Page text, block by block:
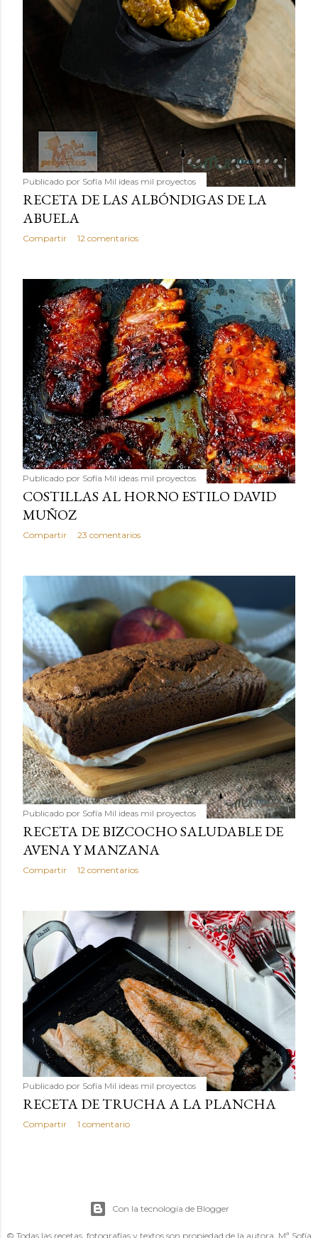
Publicado por Sofía Mil ideas mil proyectos
RECETA DE LAS ALBÓNDIGAS DE LA
ABUELA
Compartir 12 comentarios
Publicado por Sofía Mil ideas mil proyectos
COSTILLAS AL HORNO ESTILO DAVID
MUÑOZ
Compartir 23 comentarios
Publicado por Sofía Mil ideas mil proyectos
RECETA DE BIZCOCHO SALUDABLE DE
AVENA Y MANZANA
Compartir 12 comentarios
Publicado por Sofía Mil ideas mil proyectos
RECETA DE TRUCHA A LA PLANCHA
Compartir 1 comentario
Con la tecnología de Blogger
© Todas las recetas, fotografías y textos son propiedad de la autora, Mª Sofía